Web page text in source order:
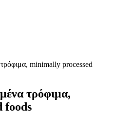
minimally processed
τρόφιμα,
foods